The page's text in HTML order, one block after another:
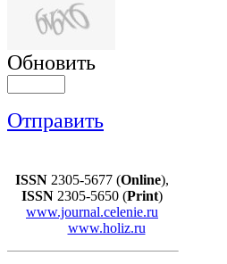
Обновить
Отправить
ISSN 2305-5677 (Online),
ISSN 2305-5650 (Print)
www.journal.celenie.ru
www.holiz.ru